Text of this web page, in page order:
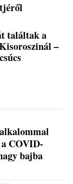
találtak a
–
COVID-
bajba